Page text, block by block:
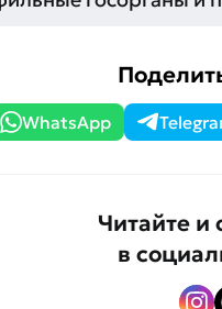
WhatsApp
Читайте и
в